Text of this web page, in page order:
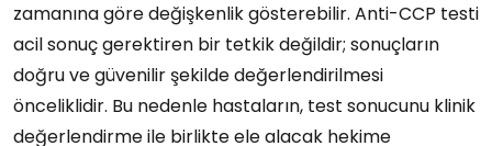
zamanına göre değişkenlik gösterebilir. Anti-CCP testi
acil sonuç gerektiren bir tetkik değildir; sonuçların
doğru ve güvenilir şekilde değerlendirilmesi
önceliklidir. Bu nedenle hastaların, test sonucunu klinik
değerlendirme ile birlikte ele alacak hekime